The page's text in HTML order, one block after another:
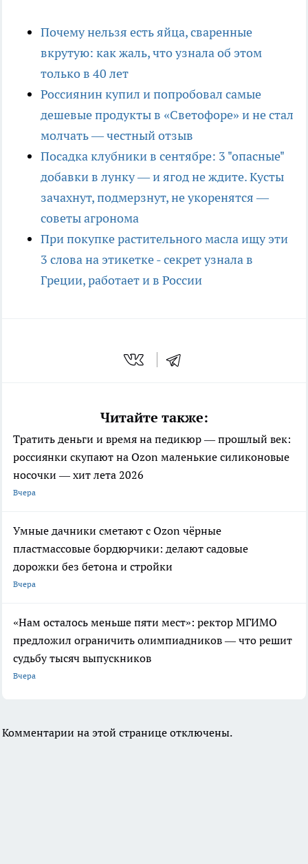
Почему нельзя есть яйца, сваренные
вкрутую: как жаль, что узнала об этом
только в 40 лет
Россиянин купил и попробовал самые
дешевые продукты в «Светофоре» и не стал
молчать — честный отзыв
Посадка клубники в сентябре: 3 "опасные"
добавки в лунку — и ягод не ждите. Кусты
зачахнут, подмерзнут, не укоренятся —
советы агронома
При покупке растительного масла ищу эти
3 слова на этикетке - секрет узнала в
Греции, работает и в России
Читайте также:
Тратить деньги и время на педикюр — прошлый век:
россиянки скупают на Ozon маленькие силиконовые
носочки — хит лета 2026
Вчера
Умные дачники сметают с Ozon чёрные
пластмассовые бордюрчики: делают садовые
дорожки без бетона и стройки
Вчера
«Нам осталось меньше пяти мест»: ректор МГИМО
предложил ограничить олимпиадников — что решит
судьбу тысяч выпускников
Вчера
Комментарии на этой странице отключены.